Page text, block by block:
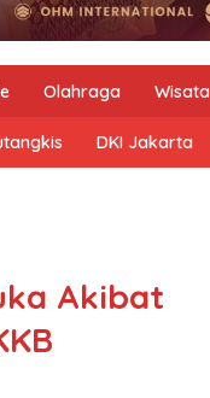
Olahraga Wisata
DKI Jakarta
Akibat